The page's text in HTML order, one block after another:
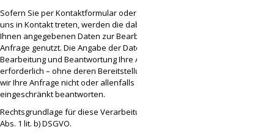
Sofern Sie per Kontaktformular oder E-Mail mit
uns in Kontakt treten, werden die dabei von
Ihnen angegebenen Daten zur Bearbeitung Ihrer
Anfrage genutzt. Die Angabe der Daten ist zur
Bearbeitung und Beantwortung Ihre Anfrage
erforderlich – ohne deren Bereitstellung können
wir Ihre Anfrage nicht oder allenfalls
eingeschränkt beantworten.
Rechtsgrundlage für diese Verarbeitung ist Art. 6
Abs. 1 lit. b) DSGVO.